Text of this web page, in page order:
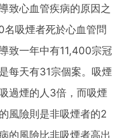
致心血管疾病的原因之
吸煙者死於心血管問
致一年中有11,400宗冠
每天有31宗個案。吸煙
過煙的人3倍，而吸煙
風險則是非吸煙者的2
的風險比非吸煙者高出